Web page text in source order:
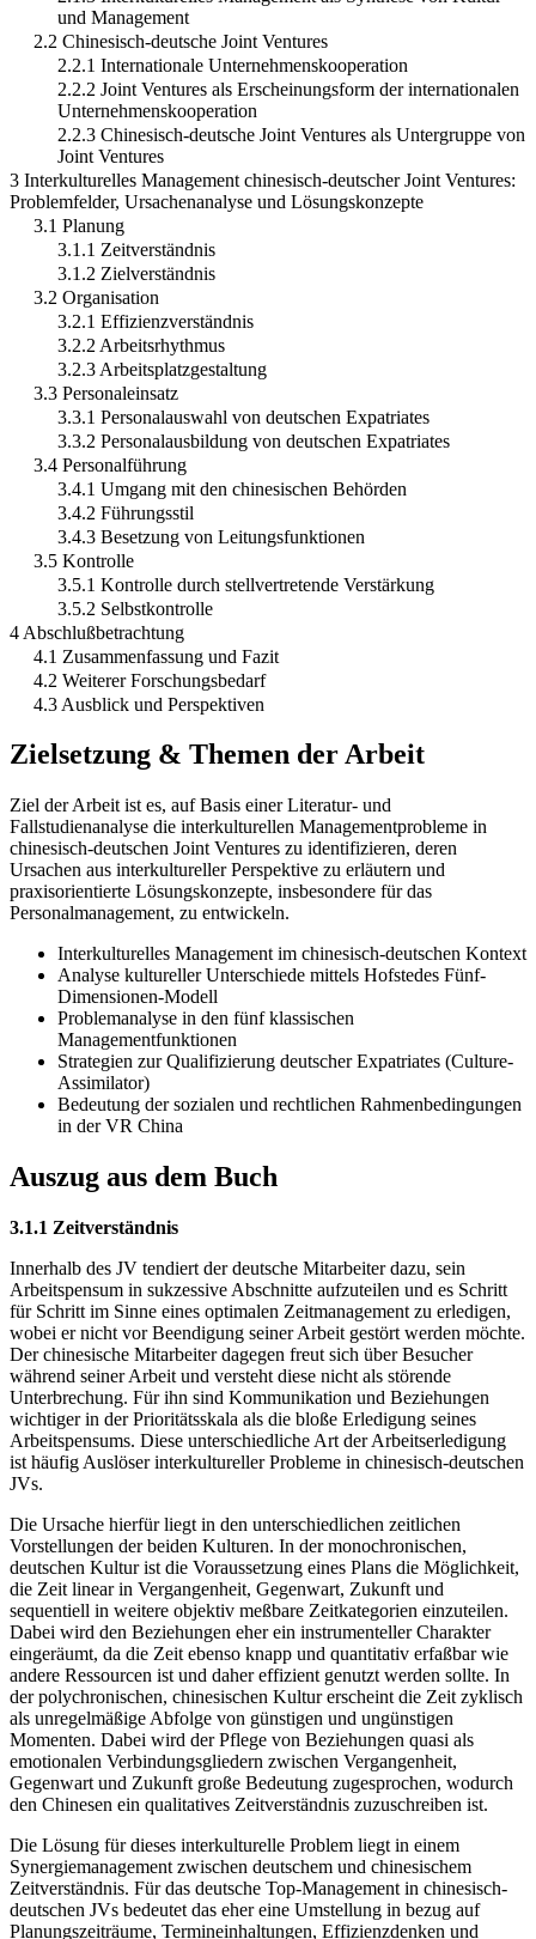
und Management
2.2 Chinesisch-deutsche Joint Ventures
2.2.1 Internationale Unternehmenskooperation
2.2.2 Joint Ventures als Erscheinungsform der internationalen
Unternehmenskooperation
2.2.3 Chinesisch-deutsche Joint Ventures als Untergruppe von
Joint Ventures
3 Interkulturelles Management chinesisch-deutscher Joint Ventures:
Problemfelder, Ursachenanalyse und Lösungskonzepte
3.1 Planung
3.1.1 Zeitverständnis
3.1.2 Zielverständnis
3.2 Organisation
3.2.1 Effizienzverständnis
3.2.2 Arbeitsrhythmus
3.2.3 Arbeitsplatzgestaltung
3.3 Personaleinsatz
3.3.1 Personalauswahl von deutschen Expatriates
3.3.2 Personalausbildung von deutschen Expatriates
3.4 Personalführung
3.4.1 Umgang mit den chinesischen Behörden
3.4.2 Führungsstil
3.4.3 Besetzung von Leitungsfunktionen
3.5 Kontrolle
3.5.1 Kontrolle durch stellvertretende Verstärkung
3.5.2 Selbstkontrolle
4 Abschlußbetrachtung
4.1 Zusammenfassung und Fazit
4.2 Weiterer Forschungsbedarf
4.3 Ausblick und Perspektiven
Zielsetzung & Themen der Arbeit
Ziel der Arbeit ist es, auf Basis einer Literatur- und
Fallstudienanalyse die interkulturellen Managementprobleme in
chinesisch-deutschen Joint Ventures zu identifizieren, deren
Ursachen aus interkultureller Perspektive zu erläutern und
praxisorientierte Lösungskonzepte, insbesondere für das
Personalmanagement, zu entwickeln.
Interkulturelles Management im chinesisch-deutschen Kontext
Analyse kultureller Unterschiede mittels Hofstedes Fünf-
Dimensionen-Modell
Problemanalyse in den fünf klassischen
Managementfunktionen
Strategien zur Qualifizierung deutscher Expatriates (Culture-
Assimilator)
Bedeutung der sozialen und rechtlichen Rahmenbedingungen
in der VR China
Auszug aus dem Buch
3.1.1 Zeitverständnis
Innerhalb des JV tendiert der deutsche Mitarbeiter dazu, sein
Arbeitspensum in sukzessive Abschnitte aufzuteilen und es Schritt
für Schritt im Sinne eines optimalen Zeitmanagement zu erledigen,
wobei er nicht vor Beendigung seiner Arbeit gestört werden möchte.
Der chinesische Mitarbeiter dagegen freut sich über Besucher
während seiner Arbeit und versteht diese nicht als störende
Unterbrechung. Für ihn sind Kommunikation und Beziehungen
wichtiger in der Prioritätsskala als die bloße Erledigung seines
Arbeitspensums. Diese unterschiedliche Art der Arbeitserledigung
ist häufig Auslöser interkultureller Probleme in chinesisch-deutschen
JVs.
Die Ursache hierfür liegt in den unterschiedlichen zeitlichen
Vorstellungen der beiden Kulturen. In der monochronischen,
deutschen Kultur ist die Voraussetzung eines Plans die Möglichkeit,
die Zeit linear in Vergangenheit, Gegenwart, Zukunft und
sequentiell in weitere objektiv meßbare Zeitkategorien einzuteilen.
Dabei wird den Beziehungen eher ein instrumenteller Charakter
eingeräumt, da die Zeit ebenso knapp und quantitativ erfaßbar wie
andere Ressourcen ist und daher effizient genutzt werden sollte. In
der polychronischen, chinesischen Kultur erscheint die Zeit zyklisch
als unregelmäßige Abfolge von günstigen und ungünstigen
Momenten. Dabei wird der Pflege von Beziehungen quasi als
emotionalen Verbindungsgliedern zwischen Vergangenheit,
Gegenwart und Zukunft große Bedeutung zugesprochen, wodurch
den Chinesen ein qualitatives Zeitverständnis zuzuschreiben ist.
Die Lösung für dieses interkulturelle Problem liegt in einem
Synergiemanagement zwischen deutschem und chinesischem
Zeitverständnis. Für das deutsche Top-Management in chinesisch-
deutschen JVs bedeutet das eher eine Umstellung in bezug auf
Planungszeiträume, Termineinhaltungen, Effizienzdenken und